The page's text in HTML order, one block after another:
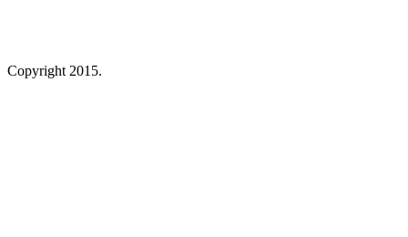
Copyright 2015.